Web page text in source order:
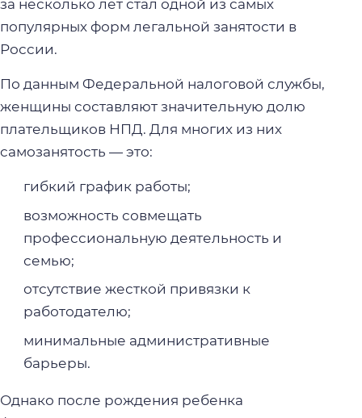
за несколько лет стал одной из самых
популярных форм легальной занятости в
России.
По данным Федеральной налоговой службы,
женщины составляют значительную долю
плательщиков НПД. Для многих из них
самозанятость — это:
гибкий график работы;
возможность совмещать
профессиональную деятельность и
семью;
отсутствие жесткой привязки к
работодателю;
минимальные административные
барьеры.
Однако после рождения ребенка